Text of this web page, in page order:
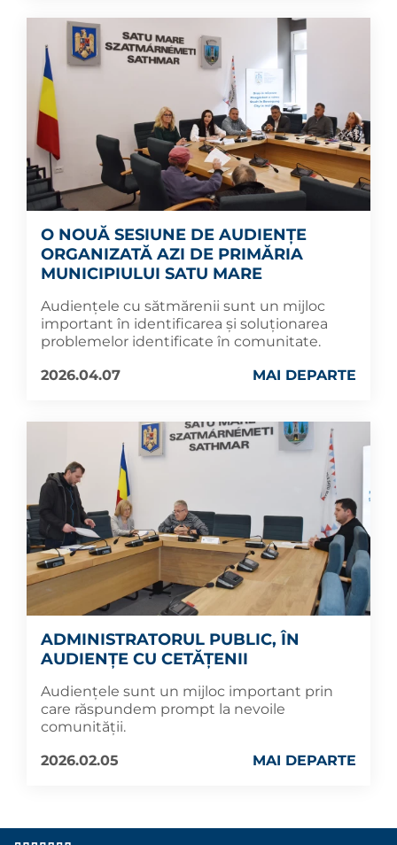
O NOUĂ SESIUNE DE AUDIENȚE
ORGANIZATĂ AZI DE PRIMĂRIA
MUNICIPIULUI SATU MARE
Audiențele cu sătmărenii sunt un mijloc
important în identificarea și soluționarea
problemelor identificate în comunitate.
2026.04.07
MAI DEPARTE
ADMINISTRATORUL PUBLIC, ÎN
AUDIENȚE CU CETĂȚENII
Audiențele sunt un mijloc important prin
care răspundem prompt la nevoile
comunității.
2026.02.05
MAI DEPARTE